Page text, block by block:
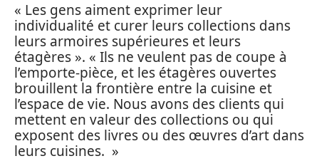
« Les gens aiment exprimer leur
individualité et curer leurs collections dans
leurs armoires supérieures et leurs
étagères ». « Ils ne veulent pas de coupe à
l’emporte-pièce, et les étagères ouvertes
brouillent la frontière entre la cuisine et
l’espace de vie. Nous avons des clients qui
mettent en valeur des collections ou qui
exposent des livres ou des œuvres d’art dans
leurs cuisines. »